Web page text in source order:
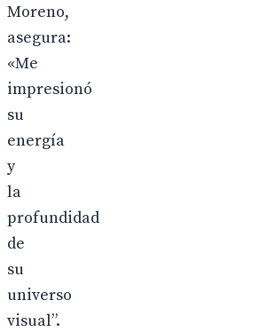
Moreno,
asegura:
«Me
impresionó
su
energía
y
la
profundidad
de
su
universo
visual”.